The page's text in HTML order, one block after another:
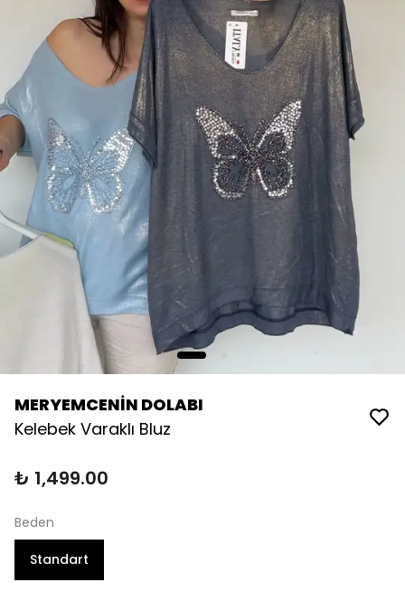
MERYEMCENİN DOLABI
Kelebek Varaklı Bluz
₺ 1,499.00
Beden
Standart